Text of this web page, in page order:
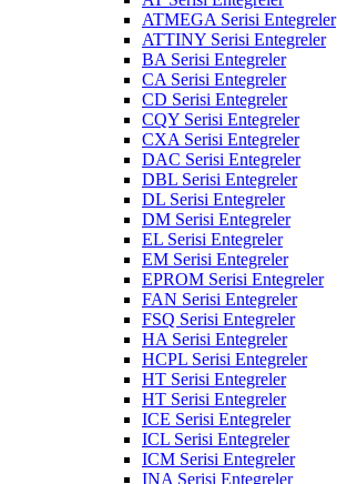
ATMEGA Serisi Entegreler
ATTINY Serisi Entegreler
BA Serisi Entegreler
CA Serisi Entegreler
CD Serisi Entegreler
CQY Serisi Entegreler
CXA Serisi Entegreler
DAC Serisi Entegreler
DBL Serisi Entegreler
DL Serisi Entegreler
DM Serisi Entegreler
EL Serisi Entegreler
EM Serisi Entegreler
EPROM Serisi Entegreler
FAN Serisi Entegreler
FSQ Serisi Entegreler
HA Serisi Entegreler
HCPL Serisi Entegreler
HT Serisi Entegreler
HT Serisi Entegreler
ICE Serisi Entegreler
ICL Serisi Entegreler
ICM Serisi Entegreler
INA Serisi Entegreler